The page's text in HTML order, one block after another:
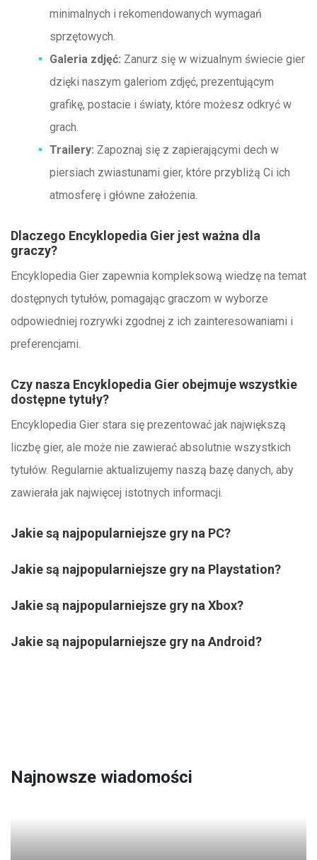
minimalnych i rekomendowanych wymagań
sprzętowych.
Galeria zdjęć: Zanurz się w wizualnym świecie gier
dzięki naszym galeriom zdjęć, prezentującym
grafikę, postacie i światy, które możesz odkryć w
grach.
Trailery: Zapoznaj się z zapierającymi dech w
piersiach zwiastunami gier, które przybliżą Ci ich
atmosferę i główne założenia.
Dlaczego Encyklopedia Gier jest ważna dla
graczy?
Encyklopedia Gier zapewnia kompleksową wiedzę na temat
dostępnych tytułów, pomagając graczom w wyborze
odpowiedniej rozrywki zgodnej z ich zainteresowaniami i
preferencjami.
Czy nasza Encyklopedia Gier obejmuje wszystkie
dostępne tytuły?
Encyklopedia Gier stara się prezentować jak największą
liczbę gier, ale może nie zawierać absolutnie wszystkich
tytułów. Regularnie aktualizujemy naszą bazę danych, aby
zawierała jak najwięcej istotnych informacji.
Jakie są najpopularniejsze gry na PC?
Jakie są najpopularniejsze gry na Playstation?
Jakie są najpopularniejsze gry na Xbox?
Jakie są najpopularniejsze gry na Android?
Najnowsze wiadomości